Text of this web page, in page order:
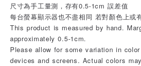
尺寸為手工量測，存有0.5-1cm 誤差值
每台螢幕顯示器也不盡相同 若對顏色上或
This product is measured by hand.
approximately 0.5-1cm.
Please allow for some variation in
devices and screens. Actual colors